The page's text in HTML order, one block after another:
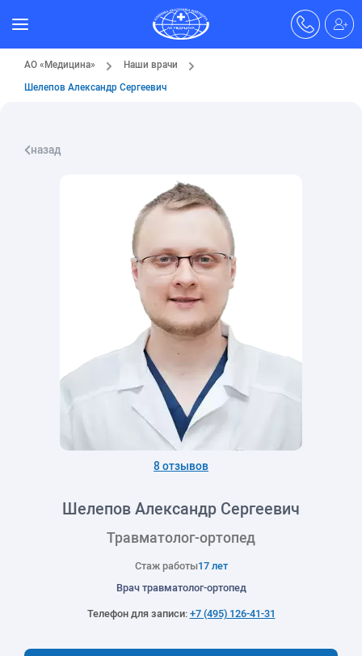
АО «Медицина»
Наши врачи
Шелепов Александр Сергеевич
назад
8 отзывов
Шелепов Александр Сергеевич
Травматолог-ортопед
Стаж работы17 лет
Врач травматолог-ортопед
Телефон для записи:+7 (495) 126-41-31